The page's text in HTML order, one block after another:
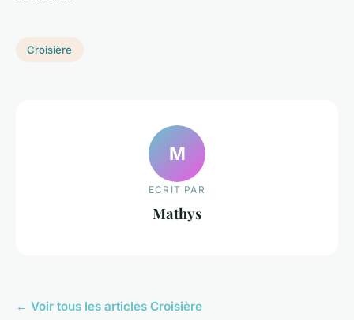
Croisière
M
ECRIT PAR
Mathys
← Voir tous les articles Croisière